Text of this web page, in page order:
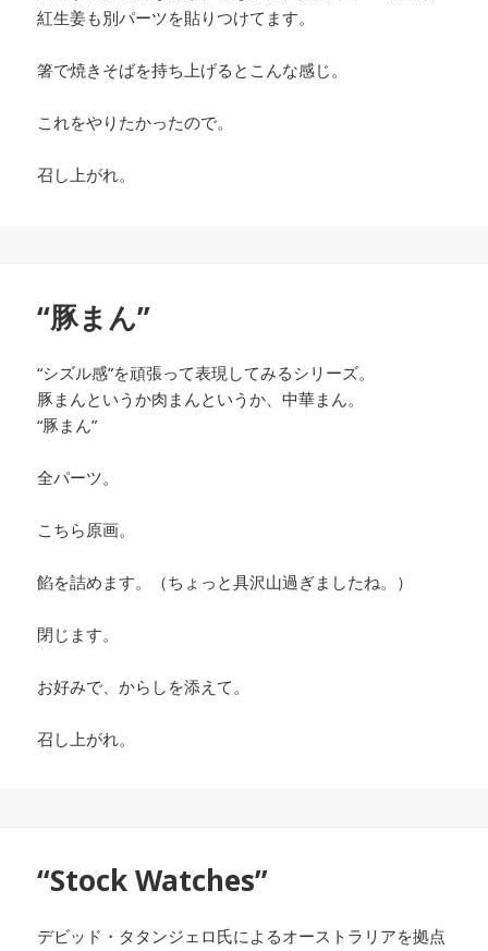
紅生姜も別パーツを貼りつけてます。
箸で焼きそばを持ち上げるとこんな感じ。
これをやりたかったので。
召し上がれ。
“豚まん”
“シズル感”を頑張って表現してみるシリーズ。
豚まんというか肉まんというか、中華まん。
“豚まん”
全パーツ。
こちら原画。
餡を詰めます。（ちょっと具沢山過ぎましたね。）
閉じます。
お好みで、からしを添えて。
召し上がれ。
“Stock Watches”
デビッド・タタンジェロ氏によるオーストラリアを拠点